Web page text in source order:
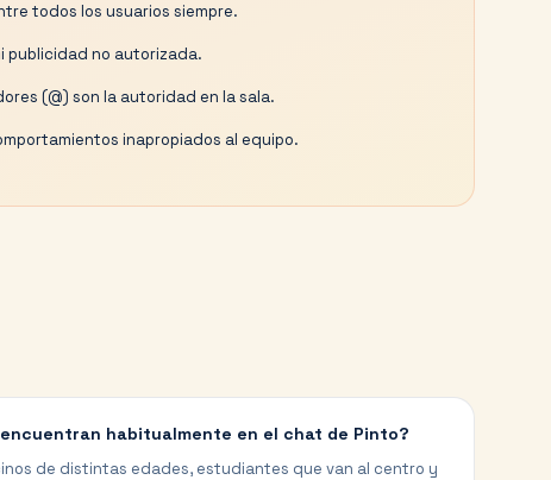
todos los usuarios siempre.
publicidad no autorizada.
(@) son la autoridad en la sala.
inapropiados al equipo.
habitualmente en el chat de Pinto?
de distintas edades, estudiantes que van al centro y